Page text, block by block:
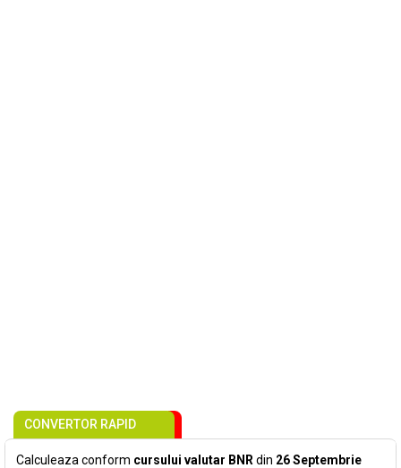
CONVERTOR RAPID
Calculeaza conform cursului valutar BNR din 26 Septembrie